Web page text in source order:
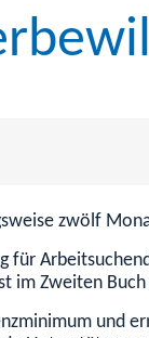
zwölf
für
im Zweiten
und